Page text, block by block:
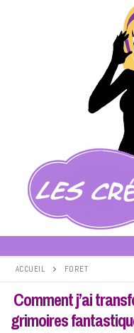
Rechercher :
ACCUEIL FORET
Comment j’ai
grimoires